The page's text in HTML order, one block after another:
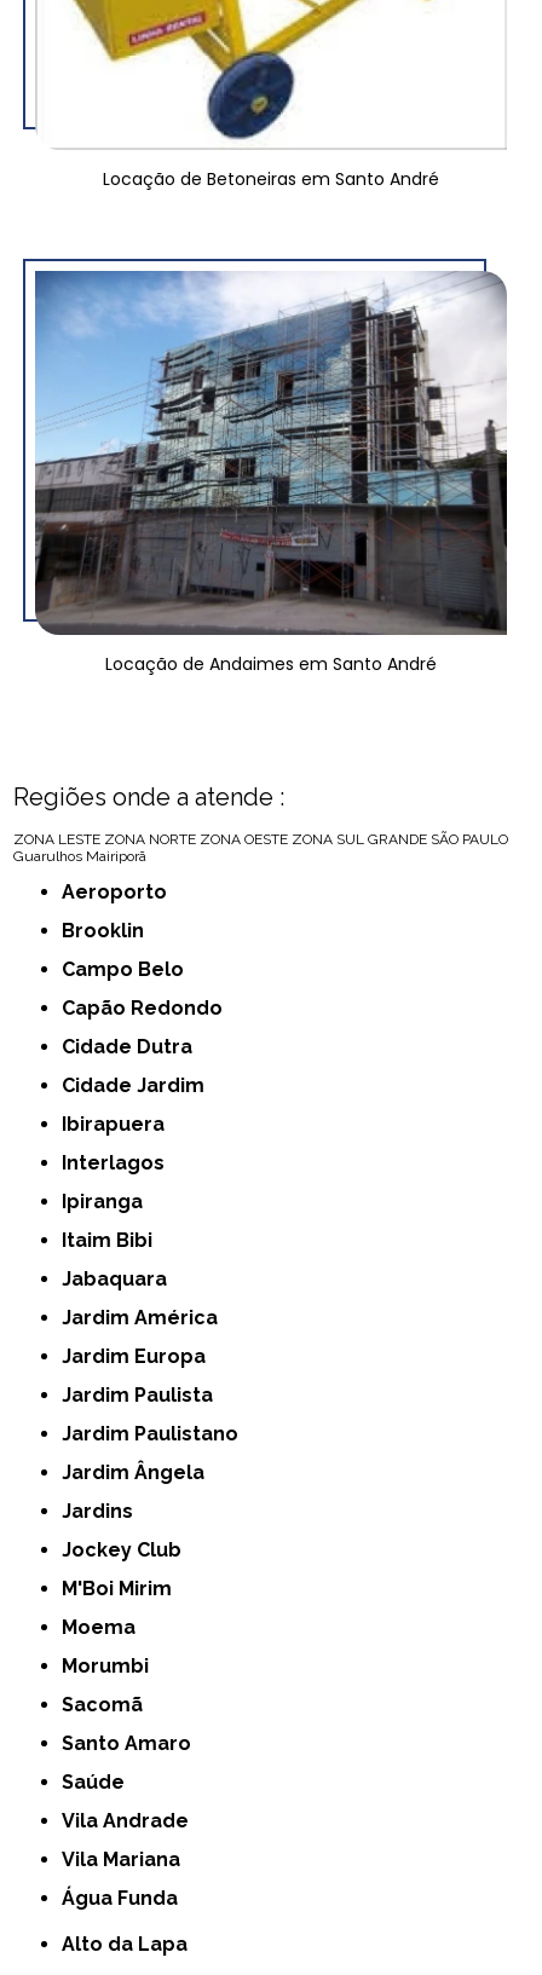
Locação de Betoneiras em Santo André
Locação de Andaimes em Santo André
Regiões onde a atende :
ZONA LESTE ZONA NORTE ZONA OESTE ZONA SUL GRANDE SÃO PAULO
Guarulhos Mairiporã
Aeroporto
Brooklin
Campo Belo
Capão Redondo
Cidade Dutra
Cidade Jardim
Ibirapuera
Interlagos
Ipiranga
Itaim Bibi
Jabaquara
Jardim América
Jardim Europa
Jardim Paulista
Jardim Paulistano
Jardim Ângela
Jardins
Jockey Club
M'Boi Mirim
Moema
Morumbi
Sacomã
Santo Amaro
Saúde
Vila Andrade
Vila Mariana
Água Funda
Alto da Lapa